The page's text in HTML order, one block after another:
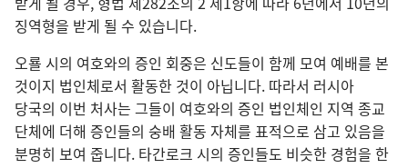
징역형을 받게 될 수 있습니다.
오룔 시의 여호와의 증인 회중은 신도들이 함께 모여 예배를 본
것이지 법인체로서 활동한 것이 아닙니다. 따라서 러시아
당국의 이번 처사는 그들이 여호와의 증인 법인체인 지역 종교
단체에 더해 증인들의 숭배 활동 자체를 표적으로 삼고 있음을
분명히 보여 줍니다. 타간로크 시의 증인들도 비슷한 경험을 한